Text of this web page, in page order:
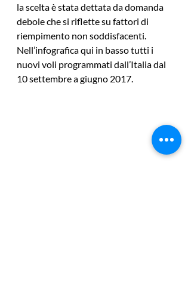
la scelta è stata dettata da domanda
debole che si riflette su fattori di
riempimento non soddisfacenti.
Nell’infografica qui in basso tutti i
nuovi voli programmati dall’Italia dal
10 settembre a giugno 2017.